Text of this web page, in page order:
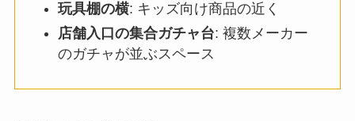
玩具棚の横: キッズ向け商品の近く
店舗入口の集合ガチャ台: 複数メーカー
のガチャが並ぶスペース